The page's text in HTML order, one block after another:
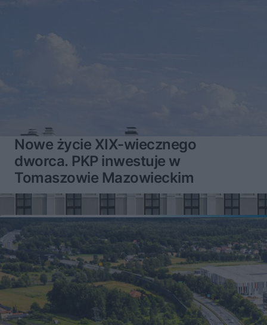
Nowe życie XIX-wiecznego
dworca. PKP inwestuje w
Tomaszowie Mazowieckim